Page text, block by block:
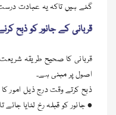
گئے ہیں تاکہ یہ عبادت
قربانی کے جانور کو ذبح
قربانی کا صحیح طریقہ
اصول پر مبنی ہے۔
ذبح کرتے وقت درج ذیل امور
• جانور کو قبلہ رخ لٹایا جائے